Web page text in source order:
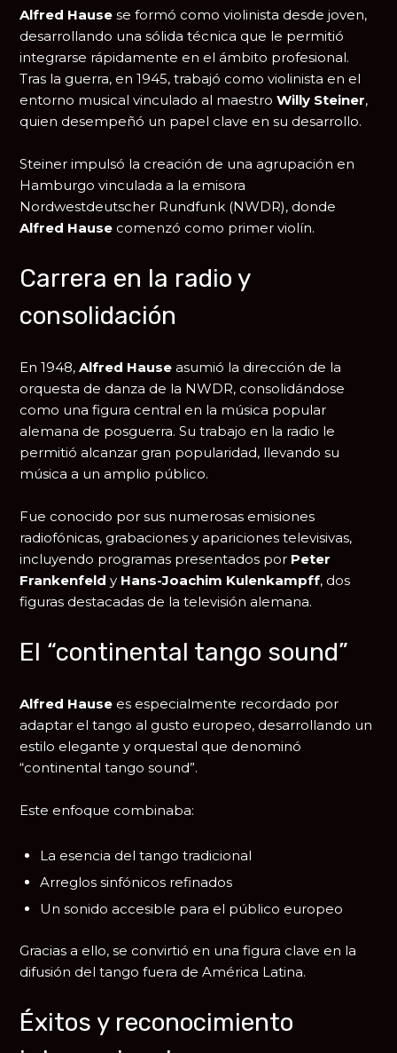
Alfred Hause se formó como violinista desde joven,
desarrollando una sólida técnica que le permitió
integrarse rápidamente en el ámbito profesional.
Tras la guerra, en 1945, trabajó como violinista en el
entorno musical vinculado al maestroWilly Steiner,
quien desempeñó un papel clave en su desarrollo.
Steiner impulsó la creación de una agrupación en
Hamburgo vinculada a la emisora
Nordwestdeutscher Rundfunk (NWDR), donde
Alfred Hause comenzó como primer violín.
Carrera en la radio y
consolidación
En 1948,Alfred Hause asumió la dirección de la
orquesta de danza de la NWDR, consolidándose
como una figura central en la música popular
alemana de posguerra. Su trabajo en la radio le
permitió alcanzar gran popularidad, llevando su
música a un amplio público.
Fue conocido por sus numerosas emisiones
radiofónicas, grabaciones y apariciones televisivas,
incluyendo programas presentados por Peter
Frankenfeld y Hans-Joachim Kulenkampff, dos
figuras destacadas de la televisión alemana.
El “continental tango sound”
Alfred Hause es especialmente recordado por
adaptar el tango al gusto europeo, desarrollando un
estilo elegante y orquestal que denominó
“continental tango sound”.
Este enfoque combinaba:
La esencia del tango tradicional
Arreglos sinfónicos refinados
Un sonido accesible para el público europeo
Gracias a ello, se convirtió en una figura clave en la
difusión del tango fuera de América Latina.
Éxitos y reconocimiento